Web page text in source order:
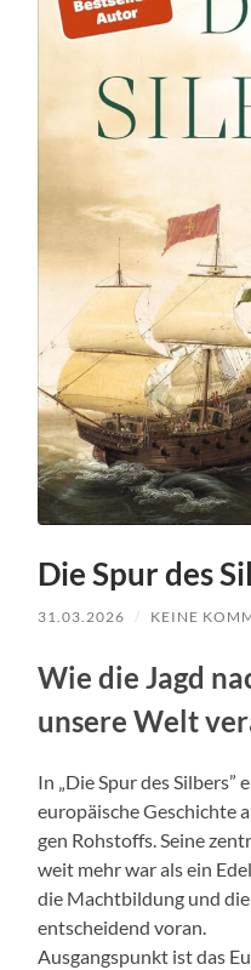
Die Spur des
31.03.2026 / KEINE
Wie die Jagd
unsere Welt
In „Die Spur des
europäis­che Geschichte
gen Rohstoffs. Seine
weit mehr war als ein
die Macht­bil­dung und
entschei­dend voran.
Aus­gangspunkt ist das